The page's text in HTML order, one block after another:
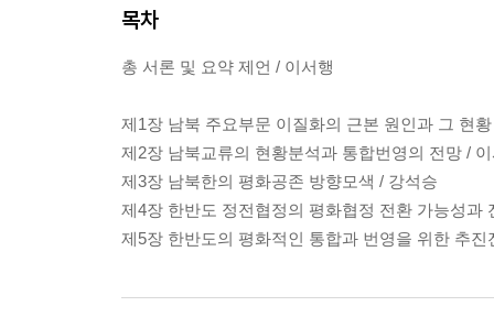
목차
총 서론 및 요약 제언 / 이서행
제1장 남북 주요부문 이질화의 근본 원인과 그 현
제2장 남북교류의 현황분석과 통합번영의 전망 /
제3장 남북한의 평화공존 방향모색 / 강석승
제4장 한반도 정전협정의 평화협정 전환 가능성과
제5장 한반도의 평화적인 통합과 번영을 위한 추진